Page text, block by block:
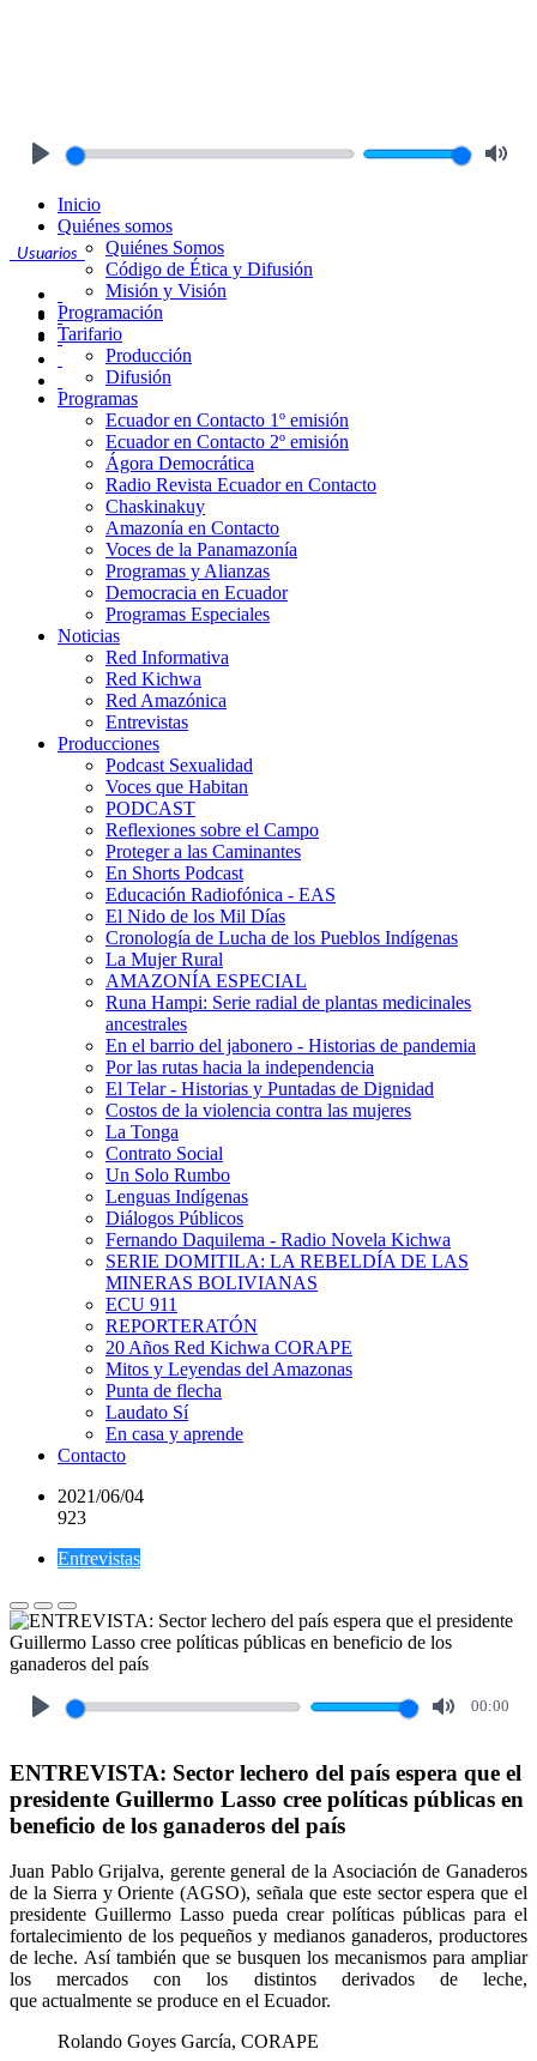
Usuarios
Inicio
Quiénes somos
Quiénes Somos
Código de Ética y Difusión
Misión y Visión
Programación
Tarifario
Producción
Difusión
Programas
Ecuador en Contacto 1º emisión
Ecuador en Contacto 2º emisión
Ágora Democrática
Radio Revista Ecuador en Contacto
Chaskinakuy
Amazonía en Contacto
Voces de la Panamazonía
Programas y Alianzas
Democracia en Ecuador
Programas Especiales
Noticias
Red Informativa
Red Kichwa
Red Amazónica
Entrevistas
Producciones
Podcast Sexualidad
Voces que Habitan
PODCAST
Reflexiones sobre el Campo
Proteger a las Caminantes
En Shorts Podcast
Educación Radiofónica - EAS
El Nido de los Mil Días
Cronología de Lucha de los Pueblos Indígenas
La Mujer Rural
AMAZONÍA ESPECIAL
Runa Hampi: Serie radial de plantas medicinales
ancestrales
En el barrio del jabonero - Historias de pandemia
Por las rutas hacia la independencia
El Telar - Historias y Puntadas de Dignidad
Costos de la violencia contra las mujeres
La Tonga
Contrato Social
Un Solo Rumbo
Lenguas Indígenas
Diálogos Públicos
Fernando Daquilema - Radio Novela Kichwa
SERIE DOMITILA: LA REBELDÍA DE LAS
MINERAS BOLIVIANAS
ECU 911
REPORTERATÓN
20 Años Red Kichwa CORAPE
Mitos y Leyendas del Amazonas
Punta de flecha
Laudato Sí
En casa y aprende
Contacto
2021/06/04
923
Entrevistas
00:00
ENTREVISTA: Sector lechero del país espera que el
presidente Guillermo Lasso cree políticas públicas en
beneficio de los ganaderos del país
Juan Pablo Grijalva, gerente general de la Asociación de Ganaderos
de la Sierra y Oriente (AGSO), señala que este sector espera que el
presidente Guillermo Lasso pueda crear políticas públicas para el
fortalecimiento de los pequeños y medianos ganaderos, productores
de leche. Así también que se busquen los mecanismos para ampliar
los mercados con los distintos derivados de leche,
que actualmente se produce en el Ecuador.
Rolando Goyes García, CORAPE